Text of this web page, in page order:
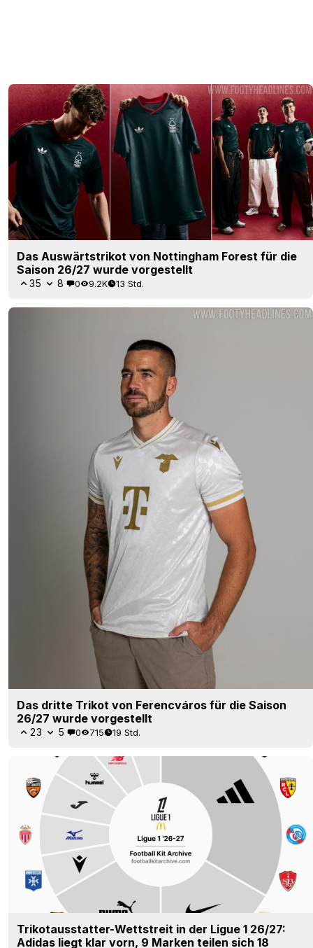
Das Auswärtstrikot von Nottingham Forest für die
Saison 26/27 wurde vorgestellt
35 8 0 9.2K 13 Std.
Das dritte Trikot von Ferencváros für die Saison
26/27 wurde vorgestellt
23 5 0 715 19 Std.
Trikotausstatter-Wettstreit in der Ligue 1 26/27:
Adidas liegt klar vorn, 9 Marken teilen sich 18